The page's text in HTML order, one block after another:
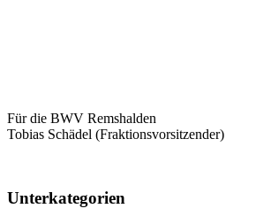
Für die BWV Remshalden
Tobias Schädel (Fraktionsvorsitzender)
Unterkategorien